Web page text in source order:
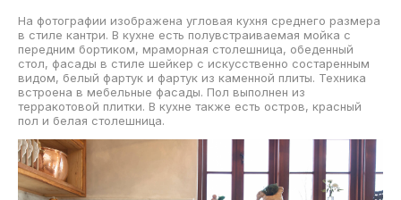
На фотографии изображена угловая кухня среднего размера
в стиле кантри. В кухне есть полувстраиваемая мойка с
передним бортиком, мраморная столешница, обеденный
стол, фасады в стиле шейкер с искусственно состаренным
видом, белый фартук и фартук из каменной плиты. Техника
встроена в мебельные фасады. Пол выполнен из
терракотовой плитки. В кухне также есть остров, красный
пол и белая столешница.